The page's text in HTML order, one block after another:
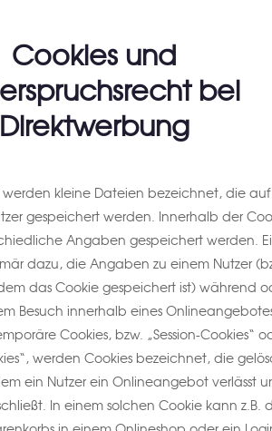
Cookies und
bei
Direktwerbung
werden kleine Dateien bezeichnet, die auf
gespeichert werden. Innerhalb der
Angaben gespeichert werden.
dazu, die Angaben zu einem Nutzer
das Cookie gespeichert ist) während
Besuch innerhalb eines
Cookies, bzw. „Session-Cookies“
werden Cookies bezeichnet, die
ein Nutzer ein Onlineangebot verlässt
In einem solchen Cookie kann z.B.